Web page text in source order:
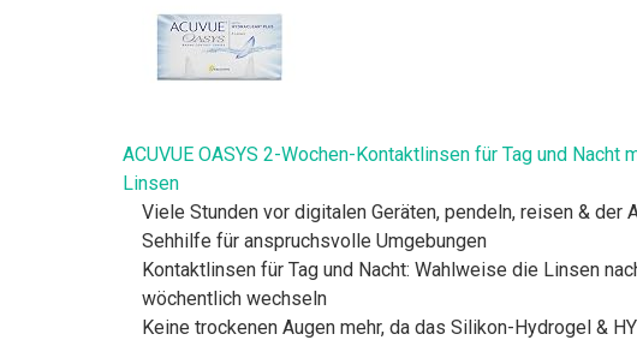
ACUVUE OASYS 2-Wochen-Kontaktlinsen für Tag und
Linsen
Viele Stunden vor digitalen Geräten, pendeln, reisen &
Sehhilfe für anspruchsvolle Umgebungen
Kontaktlinsen für Tag und Nacht: Wahlweise die Linsen
wöchentlich wechseln
Keine trockenen Augen mehr, da das Silikon-Hydrogel &